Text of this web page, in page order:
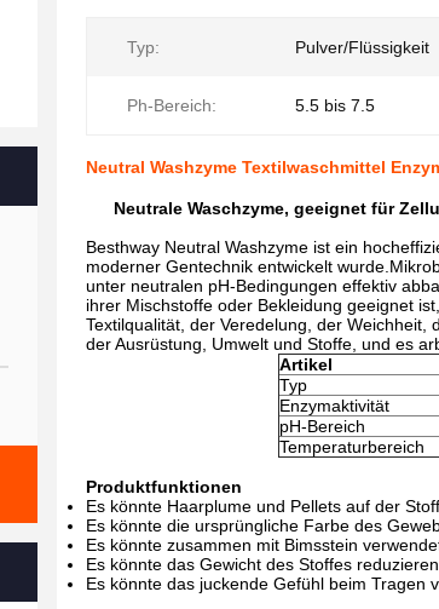
Typ: Pulver/Flüssigkeit
Ph-Bereich: 5.5 bis 7.5
Neutral Washzyme Textilwaschmittel
Neutrale Waschzyme, geeignet für
Besthway Neutral Washzyme ist ein
moderner Gentechnik entwickelt
unter neutralen pH-Bedingungen effektiv
ihrer Mischstoffe oder Bekleidung geeignet
Textilqualität, der Veredelung, der Weichheit,
der Ausrüstung, Umwelt und Stoffe, und es
Artikel
Typ
Enzymaktivität
pH-Bereich
Temperaturbereich
Produktfunktionen
Es könnte Haarplume und Pellets auf der
Es könnte die ursprüngliche Farbe des
Es könnte zusammen mit Bimsstein
Es könnte das Gewicht des Stoffes
Es könnte das juckende Gefühl beim Tragen